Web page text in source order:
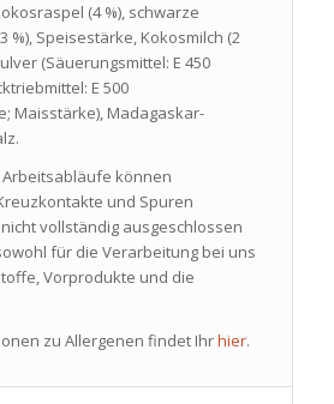
(4 %), schwarze
%), Speisestärke, Kokosmilch (2
(Säuerungsmittel: E 450
E 500
Maisstärke), Madagaskar-
können
und Spuren
vollständig ausgeschlossen
für die Verarbeitung bei uns
Vorprodukte und die
zu Allergenen findet Ihrhier.